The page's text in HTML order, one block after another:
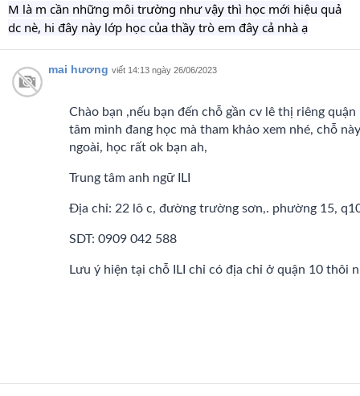
M là m cần những môi trường như vậy thì học mới hiệu quả
dc nè, hi đây này lớp học của thầy trò em đây cả nhà ạ
mai hương viết 14:13 ngày 26/06/2023
Chào bạn ,nếu bạn đến chỗ gần cv lê thị riêng
tâm mình đang học mà tham khảo xem nhé, chỗ
ngoài, học rất ok bạn ah,
Trung tâm anh ngữ ILI
Địa chỉ: 22 lô c, đường trường sơn,. phường 15,
SDT: 0909 042 588
Lưu ý hiện tại chỗ ILI chỉ có địa chỉ ở quận 10 thôi